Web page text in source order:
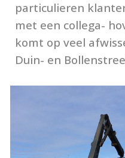
particulieren
met een collega-
komt op veel
Duin- en